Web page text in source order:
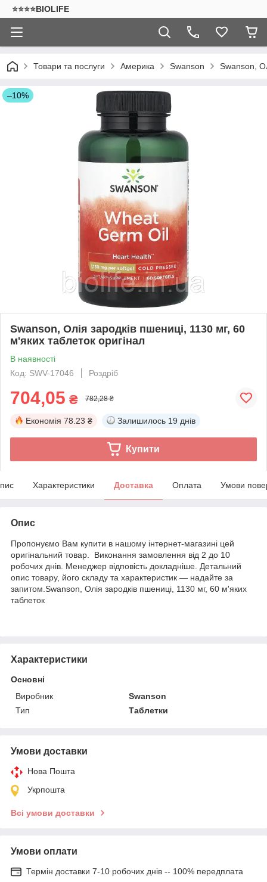
⭐⭐⭐⭐BIOLIFE
Товари та послуги Америка Swanson Swanson,
–10%
Swanson, Олія зародків пшениці, 1130 мг, 60
м'яких таблеток оригінал
В наявності
Код: SWV-17046
Роздріб
704,05 ₴ 782,28 ₴
Економія 78.23 ₴ Залишилось 19 днів
Купити
Характеристики Доставка Оплата Умови
Опис
Пропонуємо Вам купити в нашому інтернет-магазині цей
оригінальний товар. Виконання замовлення від 2 до 10
робочих днів. Менеджер відповість докладніше. Детальний
опис товару, його складу та характеристик — надайте за
запитом.Swanson, Олія зародків пшениці, 1130 мг, 60 м'яких
таблеток
Характеристики
Основні
Виробник
Swanson
Тип
Таблетки
Умови доставки
Нова Пошта
Укрпошта
Всі умови доставки
Умови оплати
Термін доставки 7-10 робочих днів -- 100% передплата